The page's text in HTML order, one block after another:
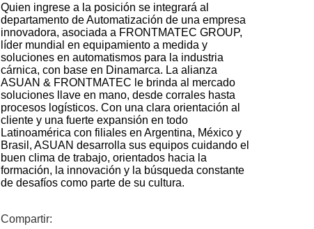
Quien ingrese a la posición se integrará al
departamento de Automatización de una empresa
innovadora, asociada a FRONTMATEC GROUP,
líder mundial en equipamiento a medida y
soluciones en automatismos para la industria
cárnica, con base en Dinamarca. La alianza
ASUAN & FRONTMATEC le brinda al mercado
soluciones llave en mano, desde corrales hasta
procesos logísticos. Con una clara orientación al
cliente y una fuerte expansión en todo
Latinoamérica con filiales en Argentina, México y
Brasil, ASUAN desarrolla sus equipos cuidando el
buen clima de trabajo, orientados hacia la
formación, la innovación y la búsqueda constante
de desafíos como parte de su cultura.
Compartir: